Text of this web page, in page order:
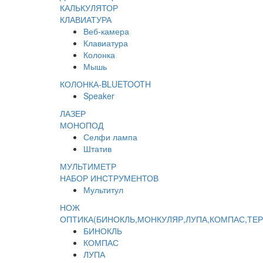
КАЛЬКУЛЯТОР
КЛАВИАТУРА
Веб-камера
Клавиатура
Колонка
Мышь
КОЛОНКА-BLUETOOTH
Speaker
ЛАЗЕР
МОНОПОД
Селфи лампа
Штатив
МУЛЬТИМЕТР
НАБОР ИНСТРУМЕНТОВ
Мультитул
НОЖ
БИНОКЛЬ
КОМПАС
ЛУПА